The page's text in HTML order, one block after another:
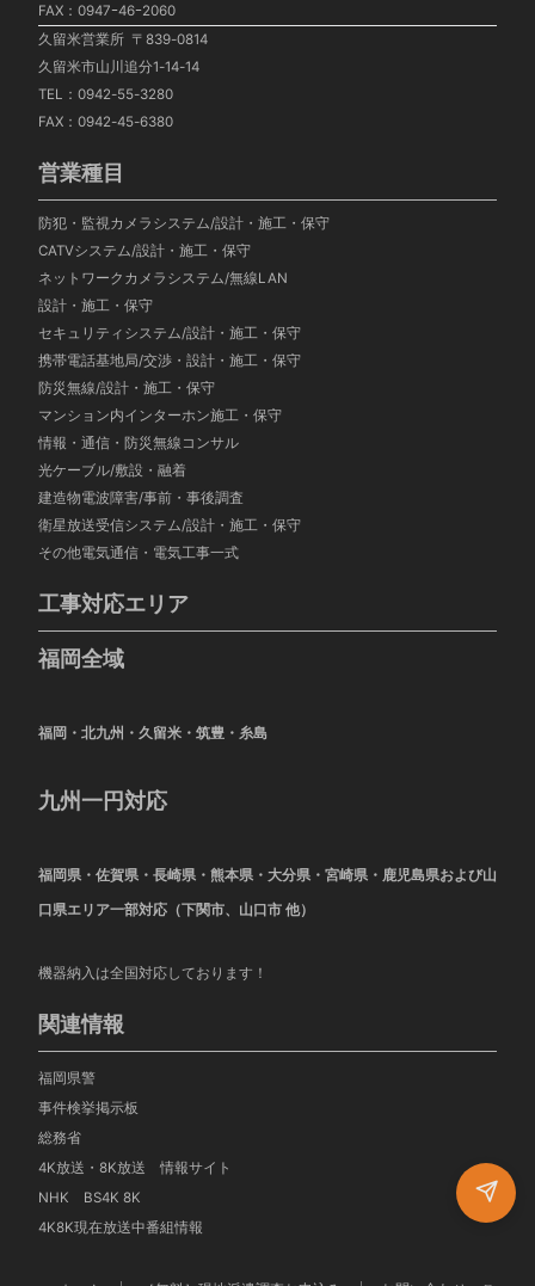
FAX：0947ｰ46ｰ2060
久留米営業所 〒839-0814
久留米市山川追分1-14-14
TEL：0942-55-3280
FAX：0942-45-6380
営業種目
防犯・監視カメラシステム/設計・施工・保守
CATVシステム/設計・施工・保守
ネットワークカメラシステム/無線LAN
設計・施工・保守
セキュリティシステム/設計・施工・保守
携帯電話基地局/交渉・設計・施工・保守
防災無線/設計・施工・保守
マンション内インターホン施工・保守
情報・通信・防災無線コンサル
光ケーブル/敷設・融着
建造物電波障害/事前・事後調査
衛星放送受信システム/設計・施工・保守
その他電気通信・電気工事一式
工事対応エリア
福岡全域
福岡・北九州・久留米・筑豊・糸島
九州一円対応
福岡県・佐賀県・長崎県・熊本県・大分県・宮崎県・鹿児島県および山
口県エリア一部対応（下関市、山口市 他）
機器納入は全国対応しております！
関連情報
福岡県警
事件検挙掲示板
総務省
4K放送・8K放送 情報サイト
NHK BS4K 8K
4K8K現在放送中番組情報